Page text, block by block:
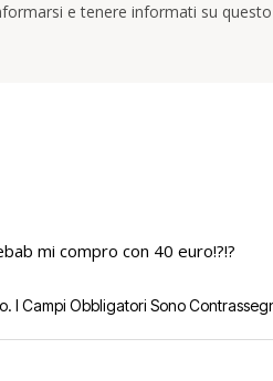
e tenere informati su
mi compro con 40 euro!?!?
I Campi Obbligatori Sono